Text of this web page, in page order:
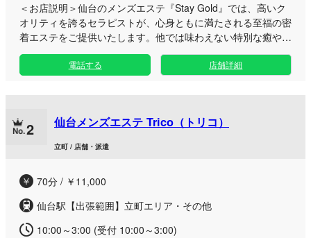
＜お店説明＞仙台のメンズエステ『Stay Gold』では、高いク
オリティを誇るセラピストが、心身ともに満たされる至福の密
着エステをご提供いたします。他では味わえない特別な癒やし
の時間をご堪能ください。 当店は、日々の忙しさから解放さ
れ、心から癒やされたい男性の皆様に向けたサロンです。少し
元、お客様との距離感を大切にした丁寧なアプローチ。一度体
験すると抜け出せないほどの、満足度の高いひとときをお届け
します。お仕事帰りや休日のリフレッシュなど、ご自身のライ
電話する 店舗詳細
2 仙台メンズエステ Trico（トリコ）
立町 / 店舗・派遣
70分 / ￥11,000
仙台駅【出張範囲】立町エリア・その他
10:00～3:00 (受付 10:00～3:00)